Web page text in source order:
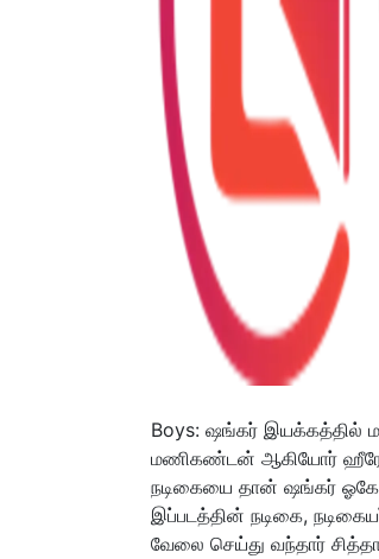
Boys: ஷங்கர் இயக்கத்தில்
மணிகண்டன் ஆகியோர்
நடிகையை தான் ஷங்கர் ஓகே
இப்படத்தின் நடிகை,
வேலை செய்து வந்தார்